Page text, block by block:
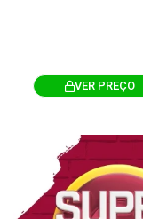
VER PREÇO